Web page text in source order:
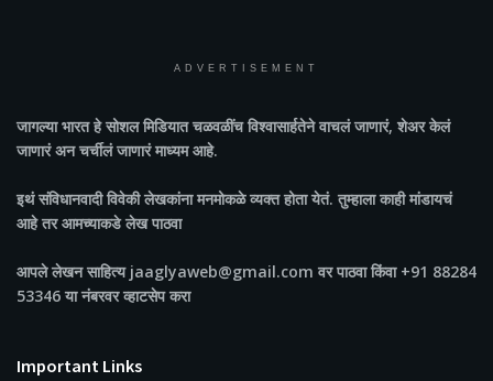
ADVERTISEMENT
जागल्या भारतहे सोशल मिडियात चळवळींच विश्वासार्हतेने वाचलं जाणारं, शेअर केलं
जाणारं अन चर्चीलं जाणारं माध्यम आहे.
इथं संविधानवादी विवेकी लेखकांना मनमोकळे व्यक्त होता येतं. तुम्हाला काही मांडायचं
आहे तर आमच्याकडे लेख पाठवा
आपले लेखन साहित्य jaaglyaweb@gmail.com वर पाठवा किंवा +91 88284
53346 या नंबरवर व्हाटसेप करा
Important Links